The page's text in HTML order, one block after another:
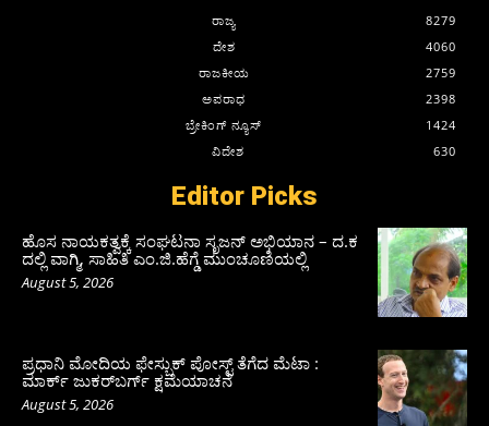
ರಾಜ್ಯ
8279
ದೇಶ
4060
ರಾಜಕೀಯ
2759
ಅಪರಾಧ
2398
ಬ್ರೇಕಿಂಗ್ ನ್ಯೂಸ್
1424
ವಿದೇಶ
630
Editor Picks
ಹೊಸ ನಾಯಕತ್ವಕ್ಕೆ ಸಂಘಟನಾ ಸೃಜನ್ ಅಭಿಯಾನ – ದ.ಕ
ದಲ್ಲಿ ವಾಗ್ಮಿ, ಸಾಹಿತಿ ಎಂ.ಜಿ.ಹೆಗ್ಡೆ ಮುಂಚೂಣಿಯಲ್ಲಿ
August 5, 2026
ಪ್ರಧಾನಿ ಮೋದಿಯ ಫೇಸ್ಬುಕ್‌ ಪೋಸ್ಟ್‌ ತೆಗೆದ ಮೆಟಾ :
ಮಾರ್ಕ್ ಜುಕರ್‌ಬರ್ಗ್ ಕ್ಷಮೆಯಾಚನೆ
August 5, 2026